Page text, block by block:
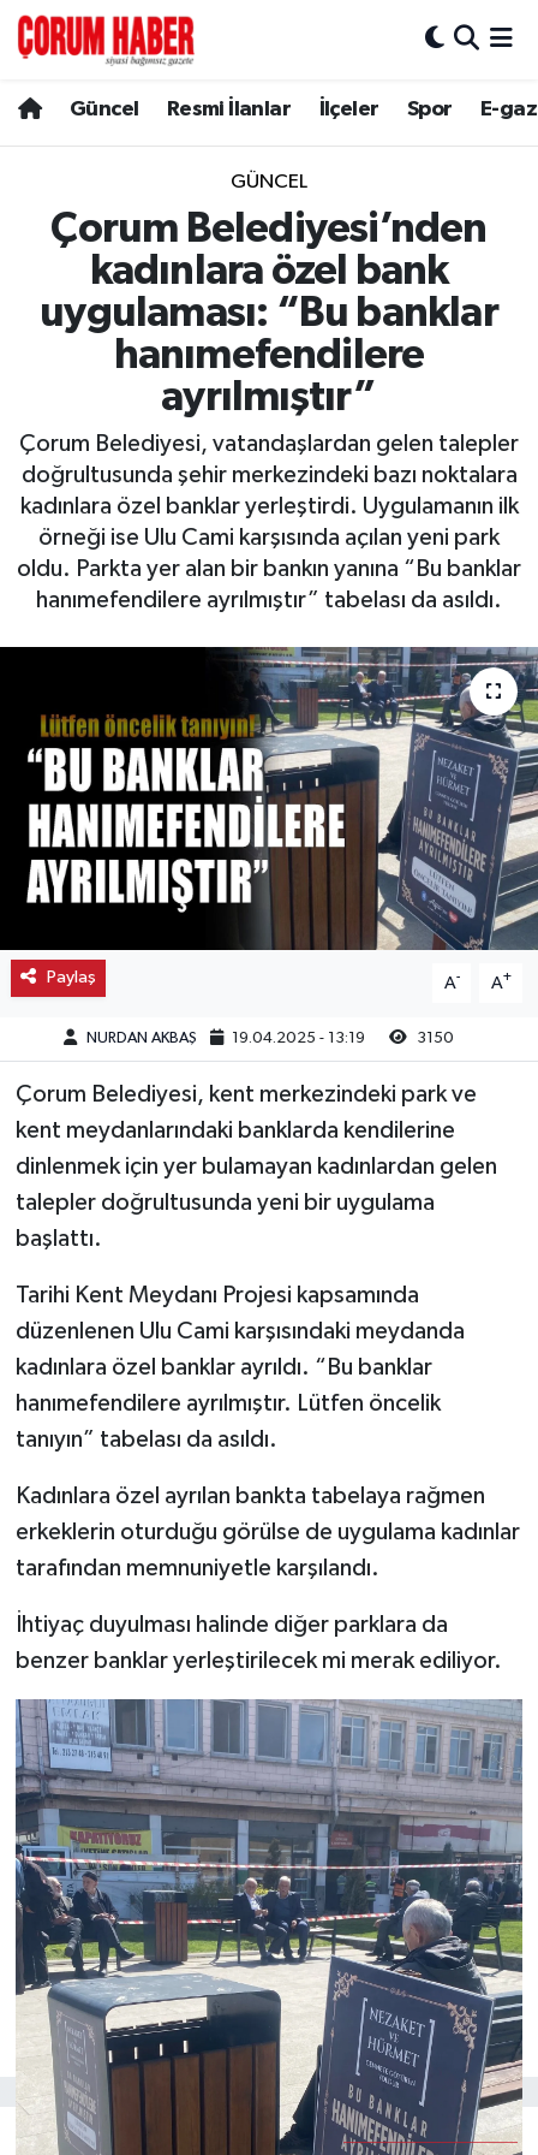
Güncel Resmi İlanlar İlçeler Spor E-
GÜNCEL
Çorum Belediyesi’nden
kadınlara özel bank
uygulaması: “Bu banklar
hanımefendilere
ayrılmıştır”
Çorum Belediyesi, vatandaşlardan gelen talepler
doğrultusunda şehir merkezindeki bazı noktalara
kadınlara özel banklar yerleştirdi. Uygulamanın ilk
örneği ise Ulu Cami karşısında açılan yeni park
oldu. Parkta yer alan bir bankın yanına “Bu banklar
hanımefendilere ayrılmıştır” tabelası da asıldı.
Paylaş A- A+
NURDAN AKBAŞ 19.04.2025 - 13:19 3150
Çorum Belediyesi, kent merkezindeki park ve
kent meydanlarındaki banklarda kendilerine
dinlenmek için yer bulamayan kadınlardan gelen
talepler doğrultusunda yeni bir uygulama
başlattı.
Tarihi Kent Meydanı Projesi kapsamında
düzenlenen Ulu Cami karşısındaki meydanda
kadınlara özel banklar ayrıldı. “Bu banklar
hanımefendilere ayrılmıştır. Lütfen öncelik
tanıyın” tabelası da asıldı.
Kadınlara özel ayrılan bankta tabelaya rağmen
erkeklerin oturduğu görülse de uygulama kadınlar
tarafından memnuniyetle karşılandı.
İhtiyaç duyulması halinde diğer parklara da
benzer banklar yerleştirilecek mi merak ediliyor.
Muhabir:NURDAN AKBAŞ
Bunlar da ilginizi çekebilir
Spor
Resmi İlanlar
Alaca
Bayat
Boğazkale
İskilip
Kargı
Laçin
Oğuzlar
Ortaköy
Osmancık
Sungurlu
Hava Durumu
Çorum Namaz Vakitleri
Trafik Durumu
Süper Lig Puan Durumu ve Fikstür
Tüm Manşetler
Son Dakika Haberleri
Haber Arşivi